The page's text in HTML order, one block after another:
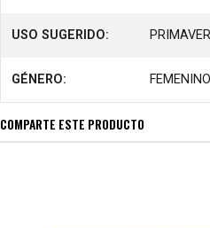
USO SUGERIDO:
GÉNERO: FEMENINO
COMPARTE ESTE PRODUCTO